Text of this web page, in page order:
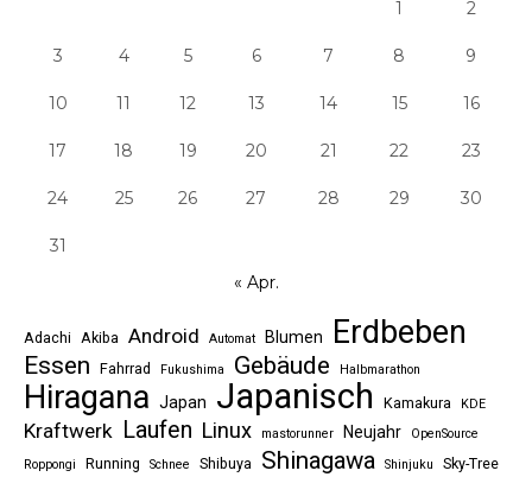
1 2
3 4 5 6 7 8 9
10 11 12 13 14 15 16
17 18 19 20 21 22 23
24 25 26 27 28 29 30
31
« Apr.
Adachi Akiba Android Automat Blumen Erdbeben
Essen Fahrrad Fukushima Gebäude Halbmarathon
Hiragana Japan Japanisch Kamakura KDE
Kraftwerk Laufen Linux mastorunner Neujahr
OpenSource
Roppongi
Running Schnee Shibuya Shinagawa Shinjuku Sky-Tree